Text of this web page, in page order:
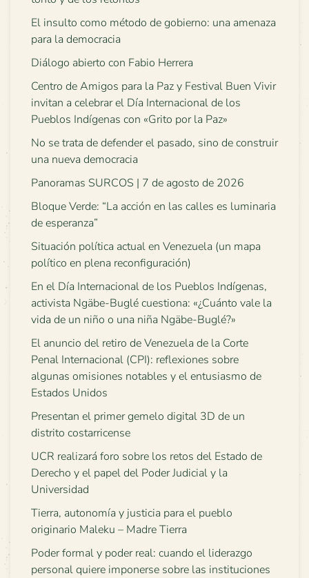
El insulto como método de gobierno: una amenaza
para la democracia
Diálogo abierto con Fabio Herrera
Centro de Amigos para la Paz y Festival Buen Vivir
invitan a celebrar el Día Internacional de los
Pueblos Indígenas con «Grito por la Paz»
No se trata de defender el pasado, sino de construir
una nueva democracia
Panoramas SURCOS | 7 de agosto de 2026
Bloque Verde: “La acción en las calles es luminaria
de esperanza”
Situación política actual en Venezuela (un mapa
político en plena reconfiguración)
En el Día Internacional de los Pueblos Indígenas,
activista Ngäbe-Buglé cuestiona: «¿Cuánto vale la
vida de un niño o una niña Ngäbe-Buglé?»
El anuncio del retiro de Venezuela de la Corte
Penal Internacional (CPI): reflexiones sobre
algunas omisiones notables y el entusiasmo de
Estados Unidos
Presentan el primer gemelo digital 3D de un
distrito costarricense
UCR realizará foro sobre los retos del Estado de
Derecho y el papel del Poder Judicial y la
Universidad
Tierra, autonomía y justicia para el pueblo
originario Maleku – Madre Tierra
Poder formal y poder real: cuando el liderazgo
personal quiere imponerse sobre las instituciones